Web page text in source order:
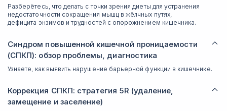
Разберётесь, что делать с точки зрения диеты для устранения
недостаточности сокращения мышц в жёлчных путях,
дефицита энзимов и трудностей с опорожнением кишечника.
Синдром повышенной кишечной проницаемости
(СПКП): обзор проблемы, диагностика
Узнаете, как выявить нарушение барьерной функции в кишечнике.
Коррекция СПКП: стратегия 5R (удаление,
замещение и заселение)